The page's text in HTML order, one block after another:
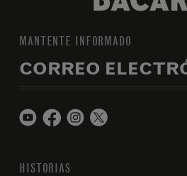
MANTENTE INFORMADO
CORREO
HISTORIAS